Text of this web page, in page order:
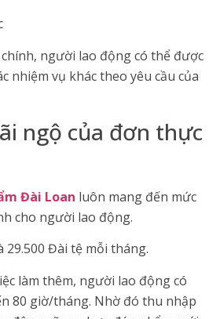
chính, người lao động có thể được
nhiệm vụ khác theo yêu cầu của
ngộ của đơn thực
Đài Loan luôn mang đến mức
cho người lao động.
29.500 Đài tệ mỗi tháng.
làm thêm, người lao động có
80 giờ/tháng. Nhờ đó thu nhập